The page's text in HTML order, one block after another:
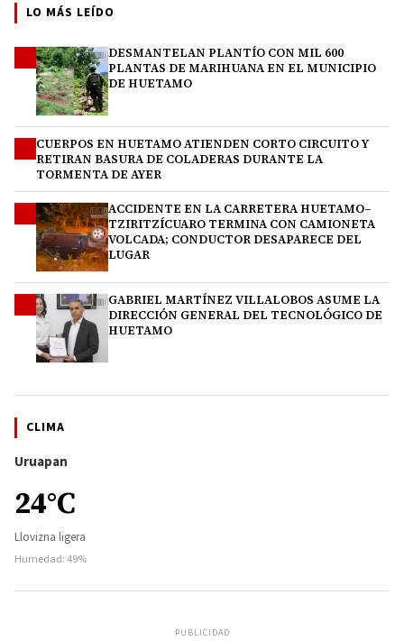
LO MÁS LEÍDO
DESMANTELAN PLANTÍO CON MIL 600
PLANTAS DE MARIHUANA EN EL MUNICIPIO
DE HUETAMO
CUERPOS EN HUETAMO ATIENDEN CORTO CIRCUITO Y
RETIRAN BASURA DE COLADERAS DURANTE LA
TORMENTA DE AYER
ACCIDENTE EN LA CARRETERA HUETAMO–
TZIRITZÍCUARO TERMINA CON CAMIONETA
VOLCADA; CONDUCTOR DESAPARECE DEL
LUGAR
GABRIEL MARTÍNEZ VILLALOBOS ASUME LA
DIRECCIÓN GENERAL DEL TECNOLÓGICO DE
HUETAMO
CLIMA
Uruapan
24°C
Llovizna ligera
Humedad: 49%
PUBLICIDAD